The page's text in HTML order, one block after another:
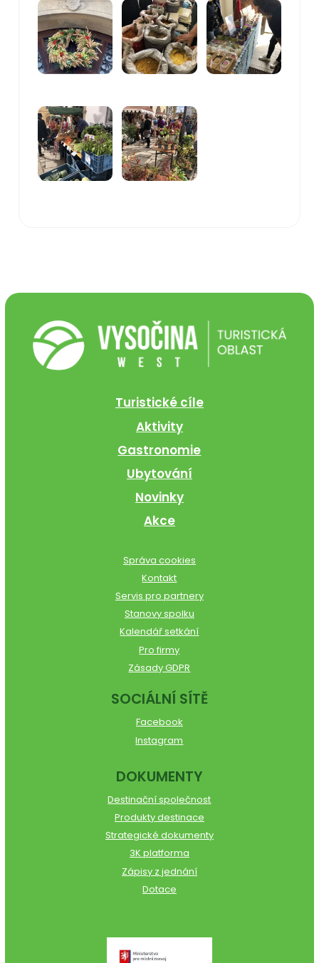
Turistické cíle
Aktivity
Gastronomie
Ubytování
Novinky
Akce
Správa cookies
Kontakt
Servis pro partnery
Stanovy spolku
Kalendář setkání
Pro firmy
Zásady GDPR
SOCIÁLNÍ SÍTĚ
Facebook
Instagram
DOKUMENTY
Destinační společnost
Produkty destinace
Strategické dokumenty
3K platforma
Zápisy z jednání
Dotace